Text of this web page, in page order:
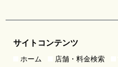
サイトコンテンツ
ホーム 店舗・料金検索